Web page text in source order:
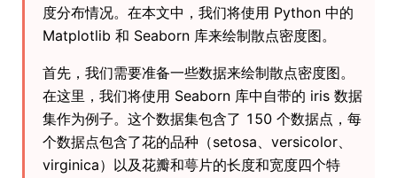
度分布情况。在本文中，我们将使用 Python 中的
Matplotlib 和 Seaborn 库来绘制散点密度图。
首先，我们需要准备一些数据来绘制散点密度图。
在这里，我们将使用 Seaborn 库中自带的 iris 数据
集作为例子。这个数据集包含了 150 个数据点，每
个数据点包含了花的品种（setosa、versicolor、
virginica）以及花瓣和萼片的长度和宽度四个特